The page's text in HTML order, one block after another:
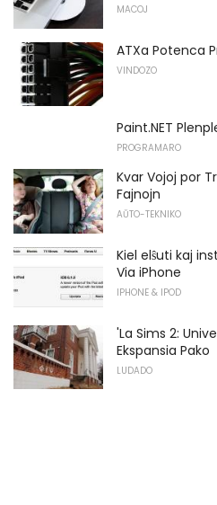
MACOJ
ATXa Potenca
VINDOZO
Paint.NET
PROGRAMARO
Kvar Vojoj por
Fajnojn
AŬTO-TEKNIKO
Kiel elŝuti kaj
Via iPhone
IPHONE & IPOD
'La Sims 2:
Ekspansia Pako
LUDADO